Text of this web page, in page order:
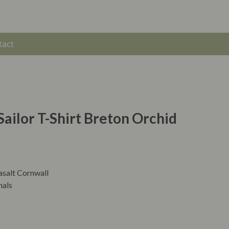
T-Shirt Breton Orchid
Cornwall